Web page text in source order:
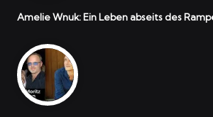
Amelie Wnuk: Ein Leben abseits des